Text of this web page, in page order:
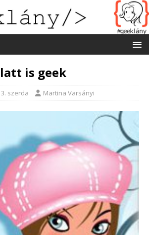
is geek
szerda Martina Varsányi